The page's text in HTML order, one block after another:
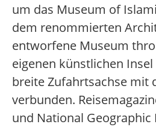
um das Museum of
dem renommierten
entworfene Museum
eigenen künstlichen
breite Zufahrtsachse mit
verbunden.
und National Geographic